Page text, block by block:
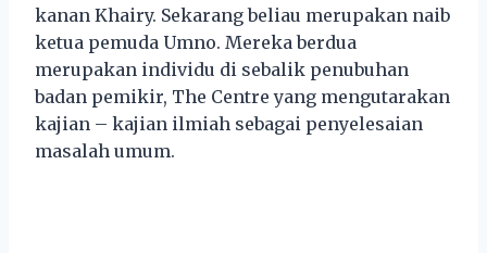
kanan Khairy. Sekarang beliau merupakan naib
ketua pemuda Umno. Mereka berdua
merupakan individu di sebalik penubuhan
badan pemikir, The Centre yang mengutarakan
kajian – kajian ilmiah sebagai penyelesaian
masalah umum.